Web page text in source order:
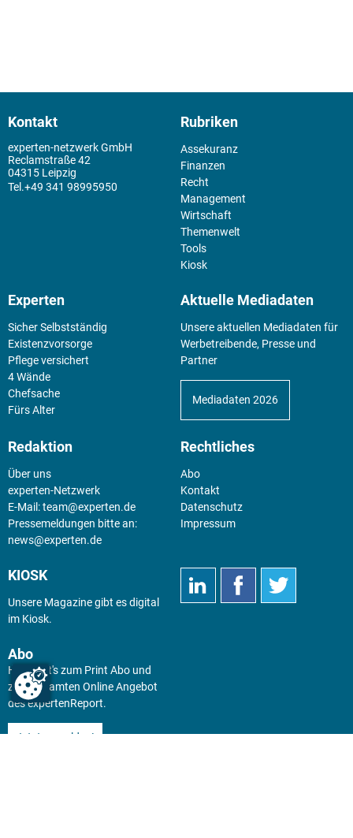
Kontakt
experten-netzwerk GmbH
Reclamstraße 42
04315 Leipzig
+49 341 98995950
Rubriken
Assekuranz
Finanzen
Recht
Management
Wirtschaft
Themenwelt
Tools
Kiosk
Experten
Sicher Selbstständig
Existenz­vorsorge
Pflege versichert
4 Wände
Chefsache
Fürs Alter
Aktuelle Mediadaten
Unsere aktuellen Mediadaten für
Werbetreibende, Presse und
Partner
Mediadaten 2026
Redaktion
Über uns
experten-Netzwerk
E-Mail:team@experten.de
Pressemeldungen bitte an:
news@experten.de
Rechtliches
Abo
Kontakt
Datenschutz
Impressum
KIOSK
Unsere Magazine gibt es digital
im Kiosk.
Abo
Hier geht's zum Print Abo und
zum gesamten Online Angebot
des expertenReport.
Jetzt anmelden!